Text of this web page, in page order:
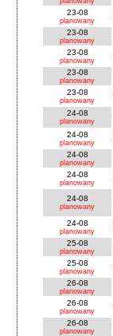
23-08
planowany
23-08
planowany
23-08
planowany
23-08
planowany
23-08
planowany
24-08
planowany
24-08
planowany
24-08
planowany
24-08
planowany
24-08
planowany
24-08
planowany
25-08
planowany
25-08
planowany
26-08
planowany
26-08
planowany
26-08
planowany